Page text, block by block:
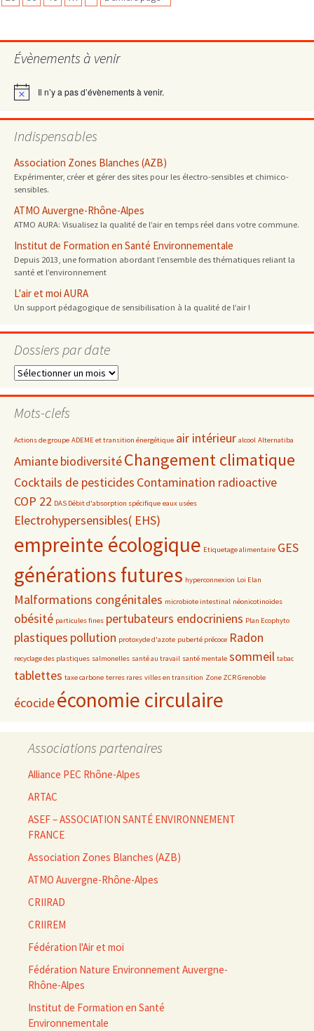
nous
nous
des
articles
Évènements à venir
Notice Il n’y a pas d’évènements à venir.
Indispensables
Association Zones Blanches (AZB)
Expérimenter, créer et gérer des sites pour les électro-sensibles et chimico-
sensibles.
ATMO Auvergne-Rhône-Alpes
ATMO AURA: Visualisez la qualité de l’air en temps réel dans votre commune.
Institut de Formation en Santé Environnementale
Depuis 2013, une formation abordant l’ensemble des thématiques reliant la
santé et l’environnement
L'air et moi AURA
Un support pédagogique de sensibilisation à la qualité de l’air !
Dossiers par date
Dossiers
date
Mots-clefs
Actions de groupe ADEME et transition énergétique air intérieur alcool Alternatiba
AmiantebiodiversitéChangement climatique
Cocktails de pesticides Contamination radioactive
COP 22 DAS Débit d'absorption spécifique eaux usées
Electrohypersensibles( EHS)
empreinte écologique Etiquetage alimentaire GES
générations futures hyperconnexion Loi Elan
Malformations congénitales microbiote intestinal néonicotinoïdes
obésité particules fines pertubateurs endocriniens Plan Ecophyto
plastiques pollution protoxyde d'azote puberté précoce Radon
recyclage des plastiques salmonelles santé au travail santé mentale sommeil tabac
tablettes taxe carbone terres rares villes en transition Zone ZCR Grenoble
écocideéconomie circulaire
Associations partenaires
Alliance PEC Rhône-Alpes
ARTAC
ASEF – ASSOCIATION SANTÉ ENVIRONNEMENT
FRANCE
Association Zones Blanches (AZB)
ATMO Auvergne-Rhône-Alpes
CRIIRAD
CRIIREM
Fédération l'Air et moi
Fédération Nature Environnement Auvergne-
Rhône-Alpes
Institut de Formation en Santé
Environnementale